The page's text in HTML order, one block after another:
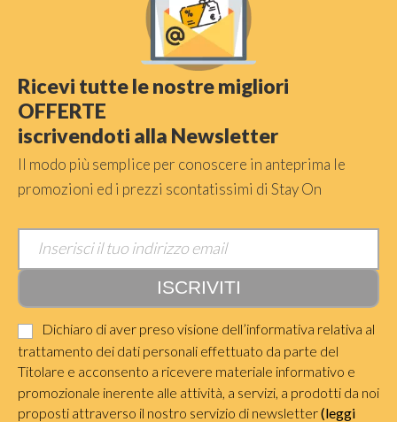
Ricevi tutte le nostre migliori
OFFERTE
iscrivendoti alla Newsletter
Il modo più semplice per conoscere in anteprima le
promozioni ed i prezzi scontatissimi di Stay On
Dichiaro di aver preso visione dell’informativa relativa al
trattamento dei dati personali effettuato da parte del
Titolare e acconsento a ricevere materiale informativo e
promozionale inerente alle attività, a servizi, a prodotti da noi
proposti attraverso il nostro servizio di newsletter(leggi